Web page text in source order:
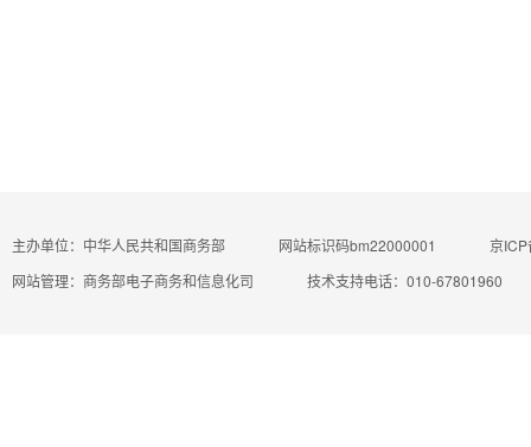
主办单位：中华人民共和国商务部 网站标识码bm22000001
京
网站管理：商务部电子商务和信息化司
技术支持电话：010-67801960